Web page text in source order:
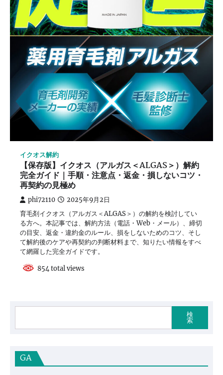
イクオス解約
【保存版】イクオス（アルガス＜ALGAS＞）解約
完全ガイド｜手順・注意点・返金・損しないコツ・
再契約の見極め
phi72110 2025年9月2日
育毛剤イクオス（アルガス＜ALGAS＞）の解約を検討してい
る方へ。本記事では、解約方法（電話・Web・メール）、締切
の目安、返金・違約金のルール、損をしないためのコツ、そし
て解約後のケアや再契約の判断材料まで、知りたい情報をすべ
て網羅した完全ガイドです。
854 total views
検
索
GA